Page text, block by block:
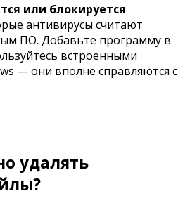
или блокируется
антивирусы считают
ПО. Добавьте программу в
встроенными
— они вполне справляются с
удалять